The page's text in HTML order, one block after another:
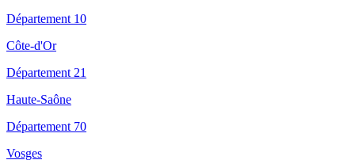
Département 10
Côte-d'Or
Département 21
Haute-Saône
Département 70
Vosges